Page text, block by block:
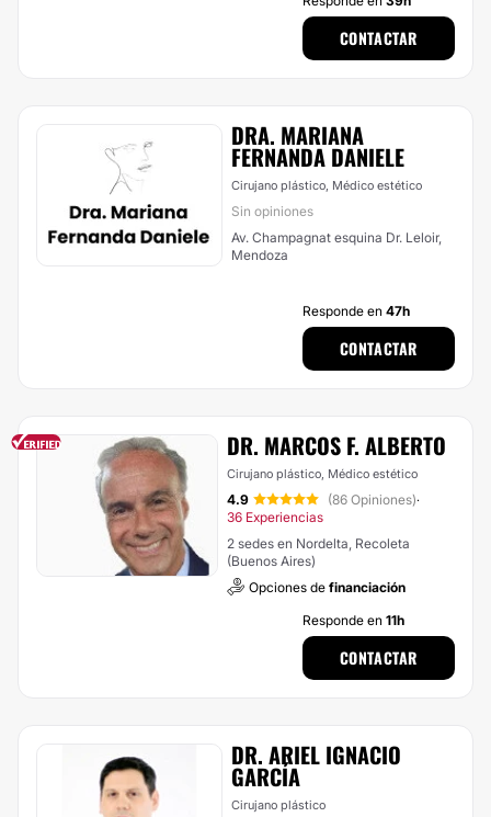
CONTACTAR
DRA. MARIANA
FERNANDA DANIELE
Cirujano plástico, Médico estético
Sin opiniones
Av. Champagnat esquina Dr. Leloir,
Mendoza
Responde en 47h
CONTACTAR
DR. MARCOS F. ALBERTO
Cirujano plástico, Médico estético
4.9 (86 Opiniones)·
36 Experiencias
2 sedes en Nordelta, Recoleta
(Buenos Aires)
Opciones de financiación
Responde en 11h
CONTACTAR
DR. ARIEL IGNACIO
GARCÍA
Cirujano plástico